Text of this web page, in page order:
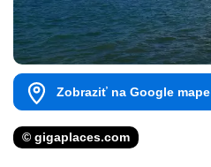
Zobraziť na Google mape
© gigaplaces.com